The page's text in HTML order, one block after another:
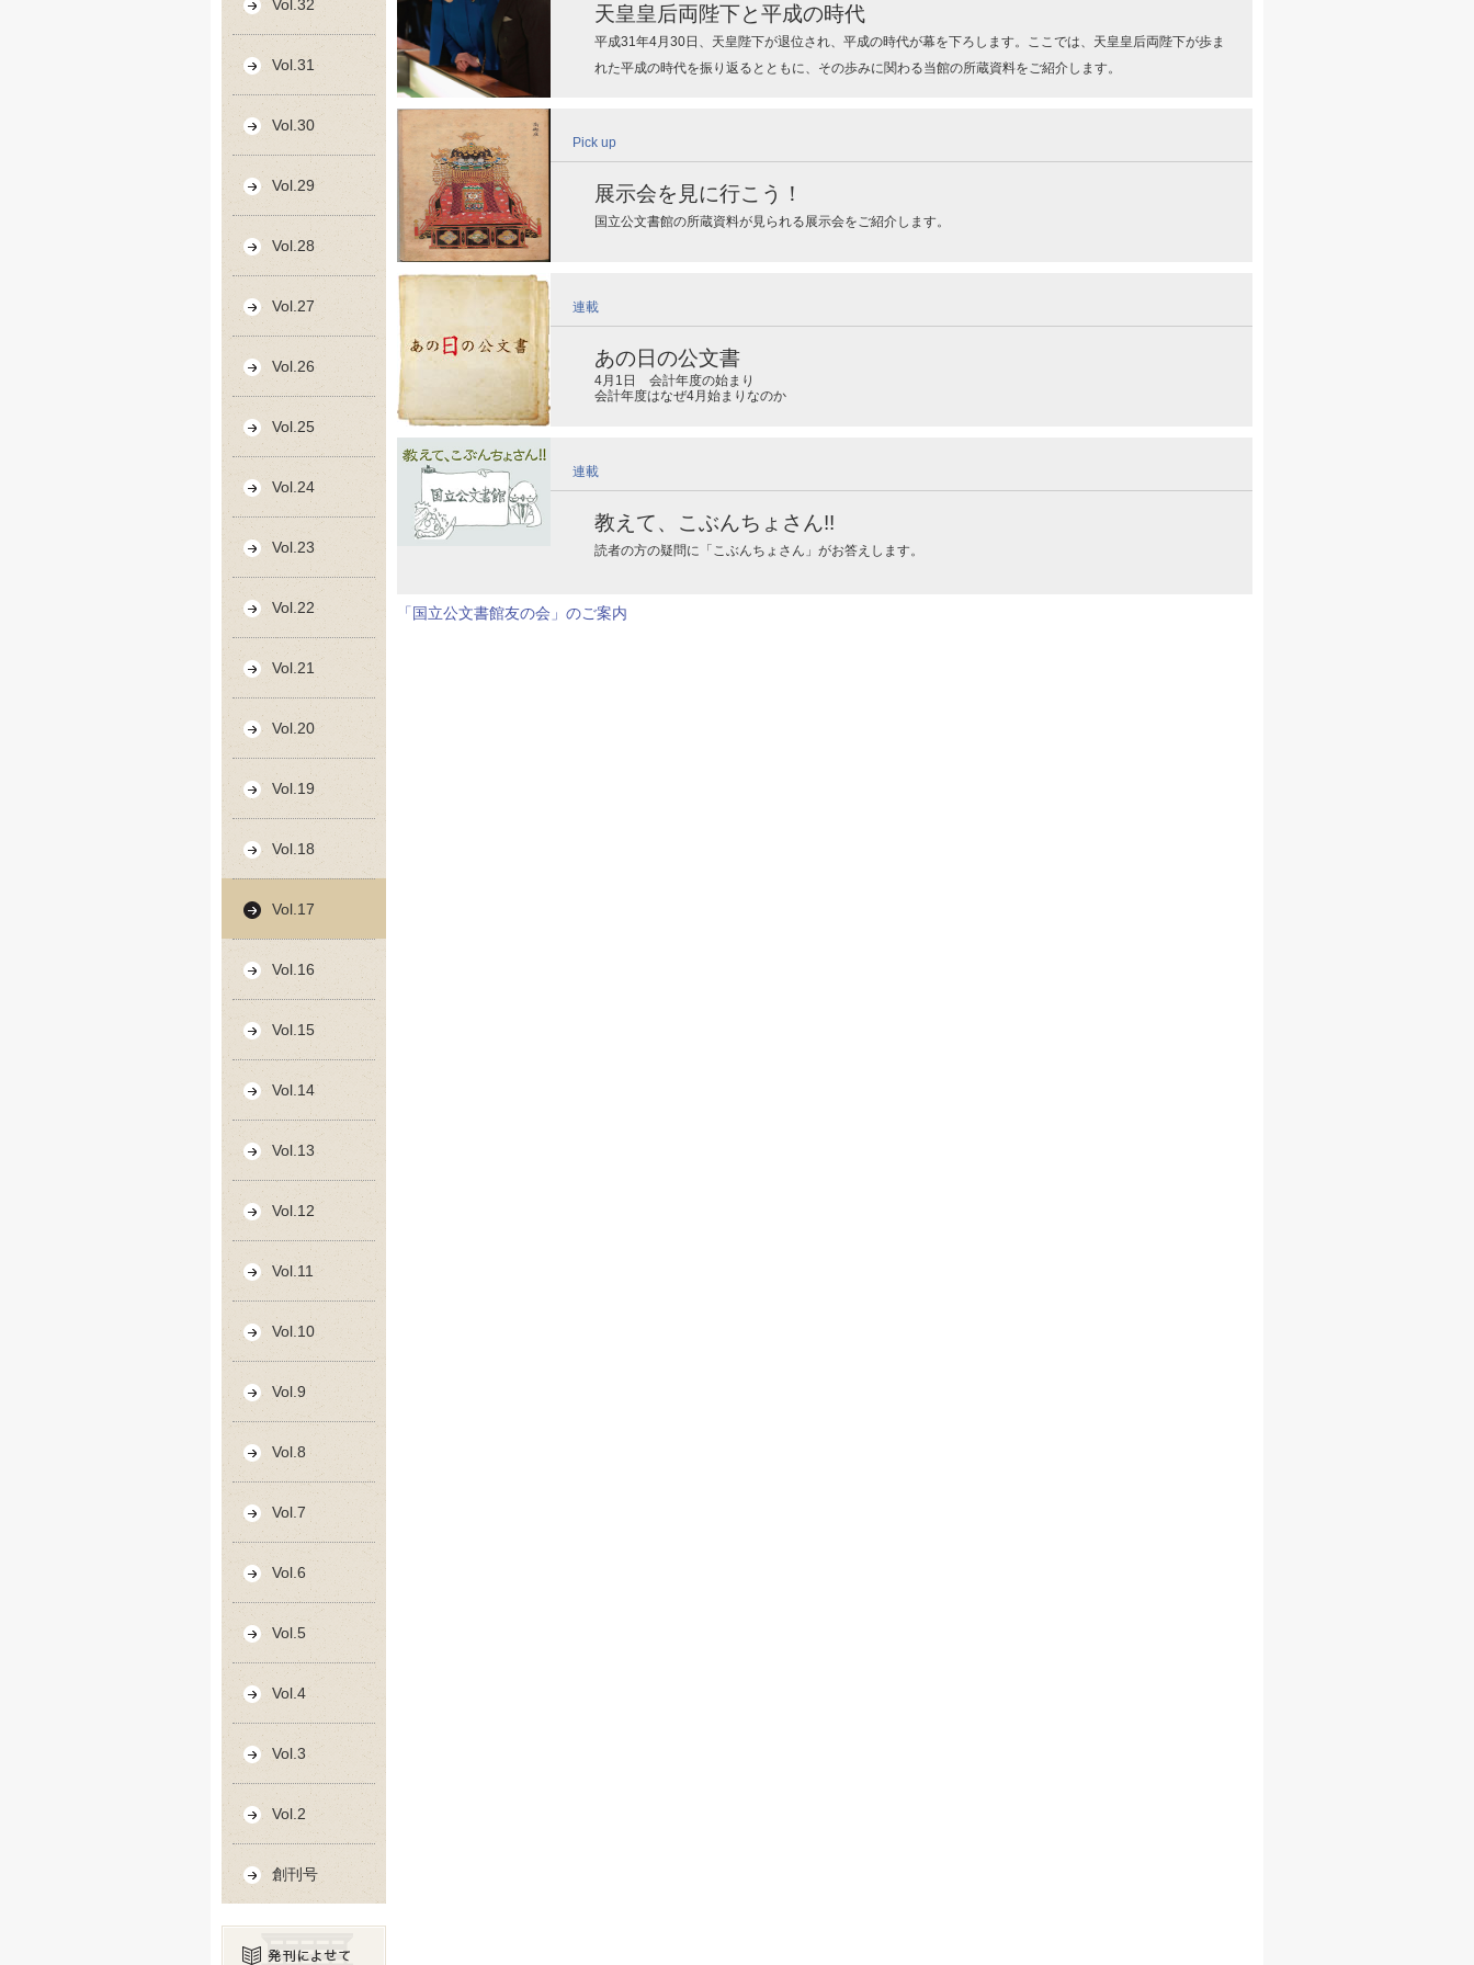
Vol.32
Vol.31
Vol.30
Vol.29
Vol.28
Vol.27
Vol.26
Vol.25
Vol.24
Vol.23
Vol.22
Vol.21
Vol.20
Vol.19
Vol.18
Vol.17
Vol.16
Vol.15
Vol.14
Vol.13
Vol.12
Vol.11
Vol.10
Vol.9
Vol.8
Vol.7
Vol.6
Vol.5
Vol.4
Vol.3
Vol.2
創刊号
天皇皇后両陛下と平成の時代
平成31年4月30日、天皇陛下が退位され、平成の時代が幕を下ろします。ここでは、天皇皇后両陛下が歩ま
れた平成の時代を振り返るとともに、その歩みに関わる当館の所蔵資料をご紹介します。
Pick up
展示会を見に行こう！
国立公文書館の所蔵資料が見られる展示会をご紹介します。
連載
あの日の公文書
4月1日 会計年度の始まり
会計年度はなぜ4月始まりなのか
連載
教えて、こぶんちょさん!!
読者の方の疑問に「こぶんちょさん」がお答えします。
「国立公文書館友の会」のご案内